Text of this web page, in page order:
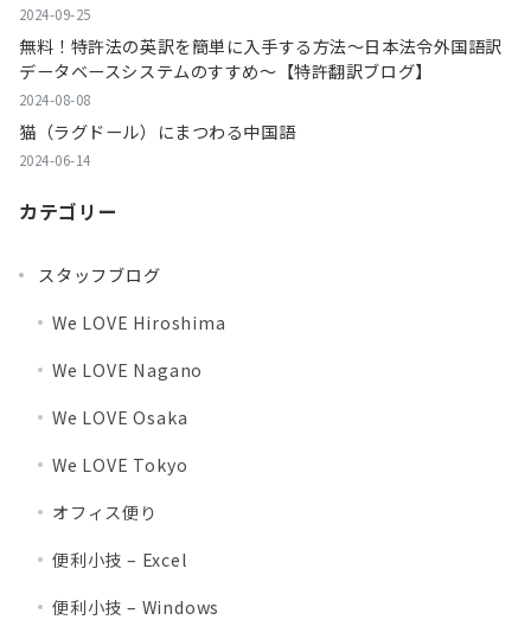
2024-09-25
無料！特許法の英訳を簡単に入手する方法～日本法令外国語訳
データベースシステムのすすめ～【特許翻訳ブログ】
2024-08-08
猫（ラグドール）にまつわる中国語
2024-06-14
カテゴリー
スタッフブログ
We LOVE Hiroshima
We LOVE Nagano
We LOVE Osaka
We LOVE Tokyo
オフィス便り
便利小技 – Excel
便利小技 – Windows